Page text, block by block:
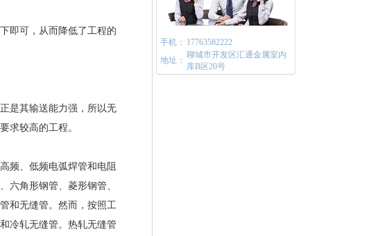
即可，从而降低了工程的
是其输送能力强，所以无
求较高的工程。
频、低频电弧焊管和电阻
六角形钢管、菱形钢管、
和无缝管。然而，按照工
冷轧无缝管。热轧无缝管
手机： 17763582222
地址：
聊城市开发区汇通金属室内
库B区20号